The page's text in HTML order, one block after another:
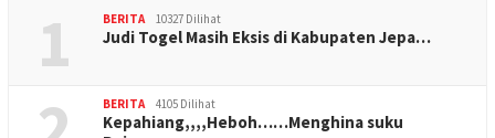
1 BERITA 10327 Dilihat
Judi Togel Masih Eksis di Kabupaten Jepa…
BERITA 4105 Dilihat
Kepahiang,,,,Heboh……Menghina suku